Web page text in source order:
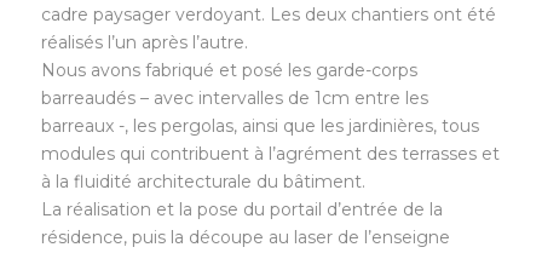
cadre paysager verdoyant. Les deux chantiers ont été
réalisés l’un après l’autre.
Nous avons fabriqué et posé les garde-corps
barreaudés – avec intervalles de 1cm entre les
barreaux -, les pergolas, ainsi que les jardinières, tous
modules qui contribuent à l’agrément des terrasses et
à la fluidité architecturale du bâtiment.
La réalisation et la pose du portail d’entrée de la
résidence, puis la découpe au laser de l’enseigne